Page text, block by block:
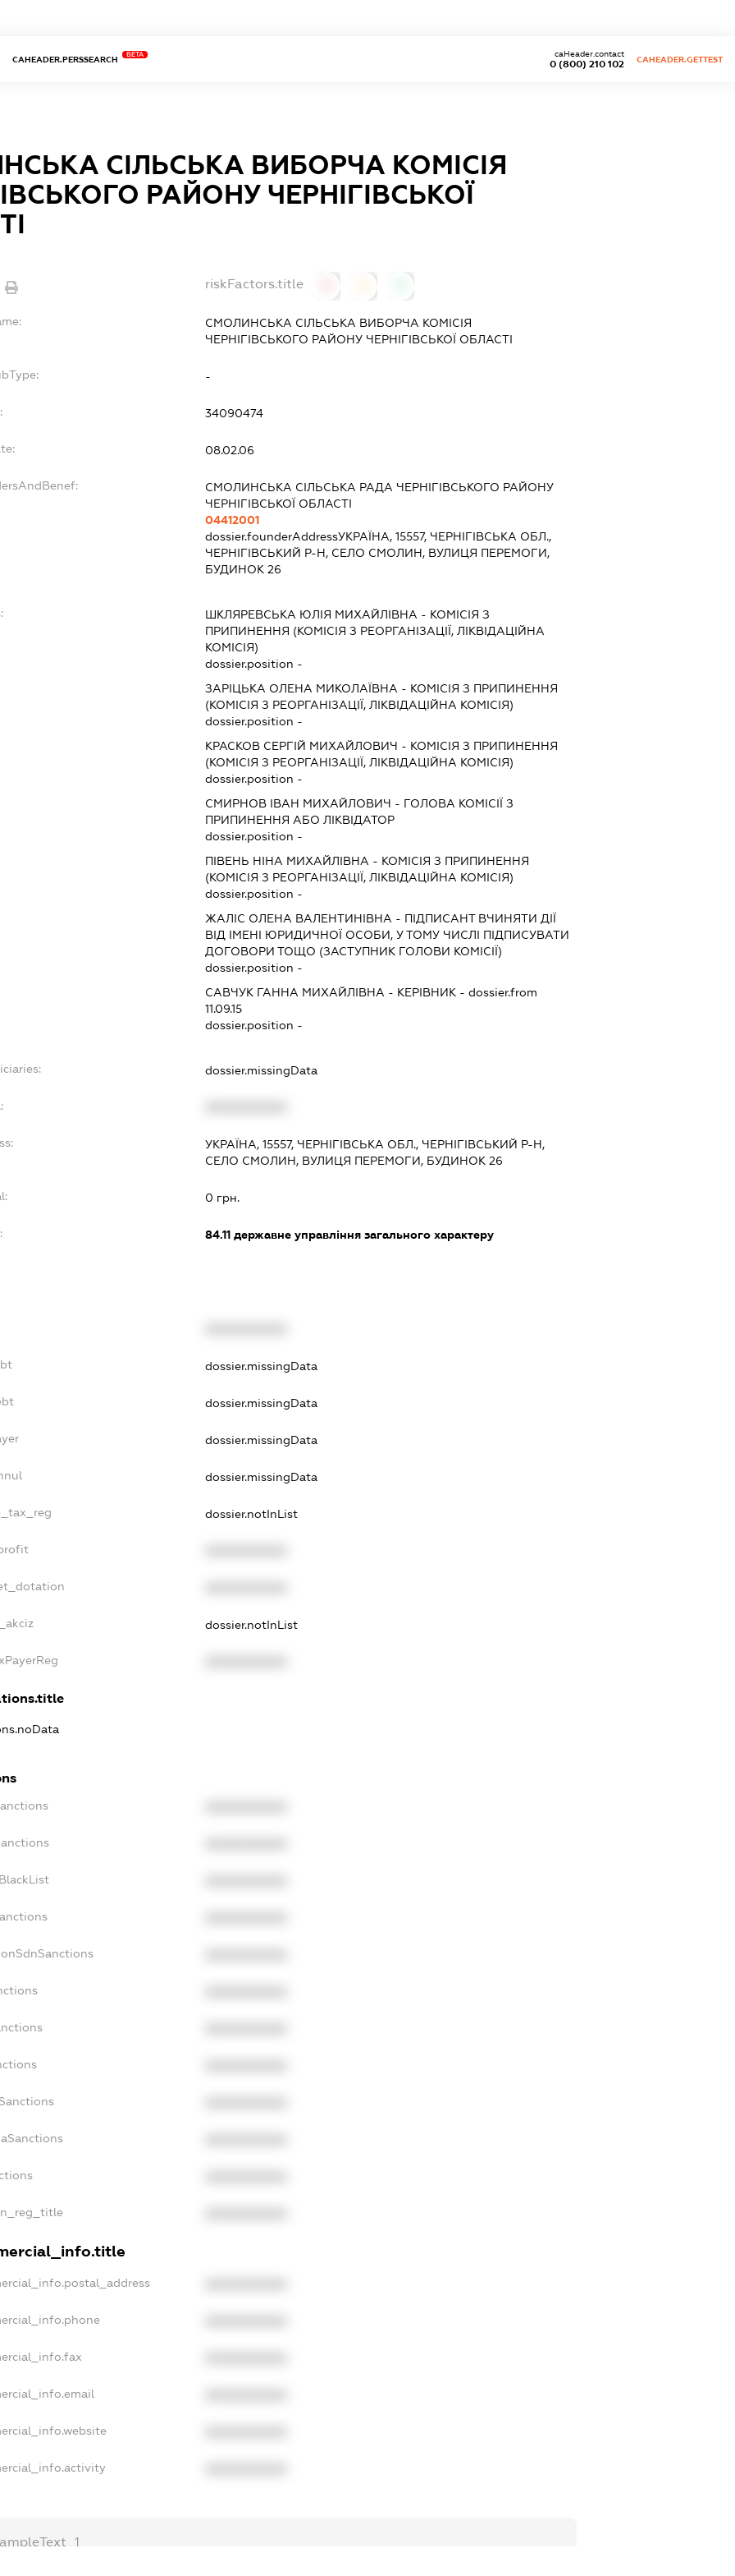
CAHEADER.PERSSEARCH
BETA
0 (800) 210 102
caHeader.contact
CAHEADER.GETTEST
СІЛЬСЬКА ВИБОРЧА КОМІСІЯ
РАЙОНУ ЧЕРНІГІВСЬКОЇ
riskFactors.title
СМОЛИНСЬКА СІЛЬСЬКА ВИБОРЧА КОМІСІЯ
ЧЕРНІГІВСЬКОГО РАЙОНУ ЧЕРНІГІВСЬКОЇ ОБЛАСТІ
-
34090474
08.02.06
СМОЛИНСЬКА СІЛЬСЬКА РАДА ЧЕРНІГІВСЬКОГО РАЙОНУ
ЧЕРНІГІВСЬКОЇ ОБЛАСТІ
04412001
dossier.founderAddressУКРАЇНА, 15557, ЧЕРНІГІВСЬКА ОБЛ.,
ЧЕРНІГІВСЬКИЙ Р-Н, СЕЛО СМОЛИН, ВУЛИЦЯ ПЕРЕМОГИ,
БУДИНОК 26
ШКЛЯРЕВСЬКА ЮЛІЯ МИХАЙЛІВНА - КОМІСІЯ З
ПРИПИНЕННЯ (КОМІСІЯ З РЕОРГАНІЗАЦІЇ, ЛІКВІДАЦІЙНА
КОМІСІЯ)
dossier.position -
ЗАРІЦЬКА ОЛЕНА МИКОЛАЇВНА - КОМІСІЯ З ПРИПИНЕННЯ
(КОМІСІЯ З РЕОРГАНІЗАЦІЇ, ЛІКВІДАЦІЙНА КОМІСІЯ)
dossier.position -
КРАСКОВ СЕРГІЙ МИХАЙЛОВИЧ - КОМІСІЯ З ПРИПИНЕННЯ
(КОМІСІЯ З РЕОРГАНІЗАЦІЇ, ЛІКВІДАЦІЙНА КОМІСІЯ)
dossier.position -
СМИРНОВ ІВАН МИХАЙЛОВИЧ - ГОЛОВА КОМІСІЇ З
ПРИПИНЕННЯ АБО ЛІКВІДАТОР
dossier.position -
ПІВЕНЬ НІНА МИХАЙЛІВНА - КОМІСІЯ З ПРИПИНЕННЯ
(КОМІСІЯ З РЕОРГАНІЗАЦІЇ, ЛІКВІДАЦІЙНА КОМІСІЯ)
dossier.position -
ЖАЛІС ОЛЕНА ВАЛЕНТИНІВНА - ПІДПИСАНТВЧИНЯТИ ДІЇ
ВІД ІМЕНІ ЮРИДИЧНОЇ ОСОБИ, У ТОМУ ЧИСЛІ ПІДПИСУВАТИ
ДОГОВОРИ ТОЩО (ЗАСТУПНИК ГОЛОВИ КОМІСІЇ)
dossier.position -
САВЧУК ГАННА МИХАЙЛІВНА - КЕРІВНИК - dossier.from
11.09.15
dossier.position -
dossier.missingData
УКРАЇНА, 15557, ЧЕРНІГІВСЬКА ОБЛ., ЧЕРНІГІВСЬКИЙ Р-Н,
СЕЛО СМОЛИН, ВУЛИЦЯ ПЕРЕМОГИ, БУДИНОК 26
0 грн.
84.11 державне управління загального характеру
dossier.missingData
dossier.missingData
dossier.missingData
dossier.missingData
dossier.notInList
dossier.notInList